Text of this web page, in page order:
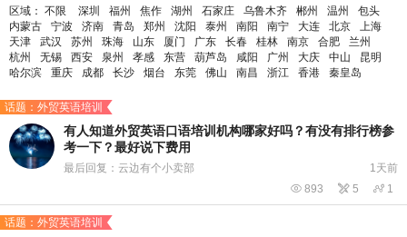
区域： 不限 深圳 福州 焦作 湖州 石家庄 乌鲁木齐 郴州 温州
包头
内蒙古
宁波 济南 青岛 郑州 沈阳 泰州 南阳 南宁 大连 北京
上海
天津
武汉 苏州 珠海 山东 厦门 广东 长春 桂林 南京 合肥
兰州
杭州
无锡 西安 泉州 孝感 东营 葫芦岛 咸阳 广州 大庆 中山
昆明
哈尔滨
重庆 成都 长沙 烟台 东莞 佛山 南昌 浙江 香港 秦皇岛
话题：外贸英语培训
有人知道外贸英语口语培训机构哪家好吗？有没有排行榜参
考一下？最好说下费用
最后回复：云边有个小卖部 1天前
 893  5  1
话题：外贸英语培训